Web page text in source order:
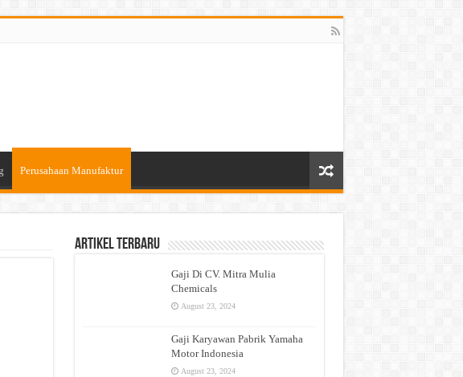
Perusahaan Manufaktur
Artikel Terbaru
Gaji Di CV. Mitra Mulia
Chemicals
August 23, 2024
Gaji Karyawan Pabrik Yamaha
Motor Indonesia
August 23, 2024